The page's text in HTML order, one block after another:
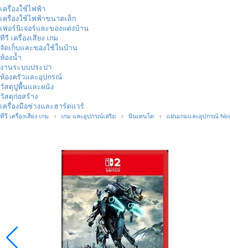
เครื่องใช้ไฟฟ้า
เครื่องใช้ไฟฟ้าขนาดเล็ก
เฟอร์นิเจอร์และของแต่งบ้าน
ทีวี เครื่องเสียง เกม
จัดเก็บและของใช้ในบ้าน
ห้องน้ำ
งานระบบประปา
ห้องครัวและอุปกรณ์
วัสดุปูพื้นและผนัง
วัสดุก่อสร้าง
เครื่องมือช่างและฮาร์ดแวร์
ทีวี เครื่องเสียง เกม เกม และอุปกรณ์เสริม นินเทนโด แผ่นเกมและอุปกรณ์